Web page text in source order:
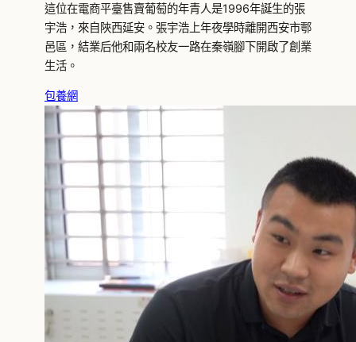
這位在電商平臺售賣葡萄的年青人是1996年誕生的張
宇浩，來自陜西延安。張宇浩上年夜學時離開西安市鄠
邑區，結業后他和兩名校友一路在秦嶺腳下開啟了創業
生活。
包養網